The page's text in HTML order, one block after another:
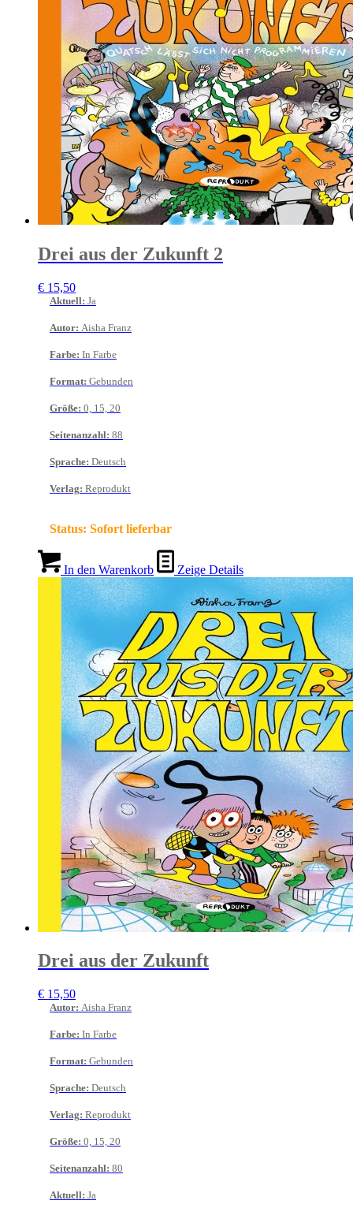
Drei aus der Zukunft 2
€ 15,50
Aktuell: Ja
Autor: Aisha Franz
Farbe: In Farbe
Format: Gebunden
Größe: 0, 15, 20
Seitenanzahl: 88
Sprache: Deutsch
Verlag: Reprodukt
Status: Sofort lieferbar
In den Warenkorb Zeige Details
Drei aus der Zukunft
€ 15,50
Autor: Aisha Franz
Farbe: In Farbe
Format: Gebunden
Sprache: Deutsch
Verlag: Reprodukt
Größe: 0, 15, 20
Seitenanzahl: 80
Aktuell: Ja